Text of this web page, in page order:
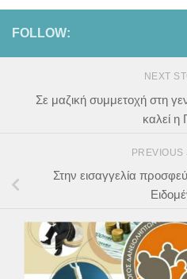
FOLLOW:
NEXT
Σε μαζική συμμετοχή στη
καλεί η
PREVIOUS
Στην εισαγγελία